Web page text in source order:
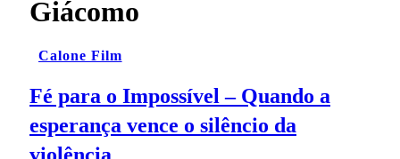
Giácomo
Calone Film
Fé para o Impossível – Quando a
esperança vence o silêncio da
violência